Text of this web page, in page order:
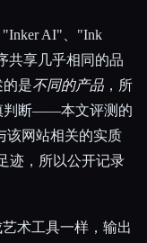
AI"、"Ink
共享几乎相同的品
的是不同的产品 ，所
判断——本文评测的
该网站相关的实质
迹，所以公开记录
术工具一样，输出